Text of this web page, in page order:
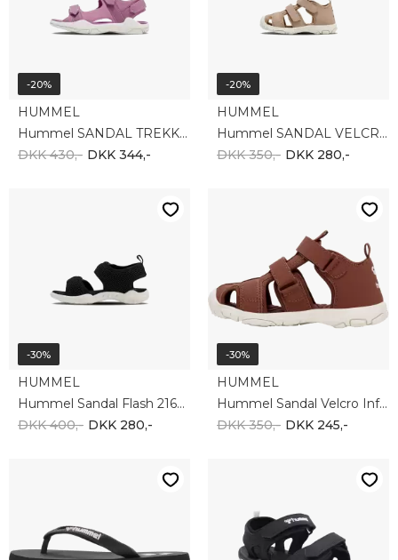
-20%
HUMMEL
Hummel SANDAL TREKKING II JR 217947-3383
DKK 430,- DKK 344,-
-20%
HUMMEL
Hummel SANDAL VELCRO INFANT 217944-8139
DKK 350,- DKK 280,-
-30%
HUMMEL
Hummel Sandal Flash 216753-2001
DKK 400,- DKK 280,-
-30%
HUMMEL
Hummel Sandal Velcro Infant 217944-8073
DKK 350,- DKK 245,-